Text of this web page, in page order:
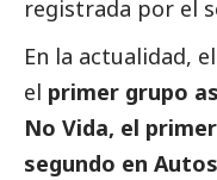
registrada por el
En la actualidad,
el primer grupo
No Vida, el
segundo en